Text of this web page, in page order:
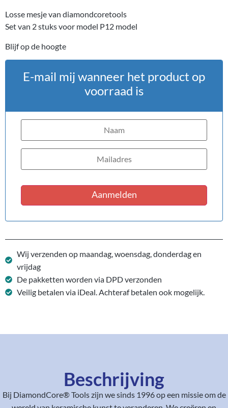
Losse mesje van diamondcoretools
Set van 2 stuks voor model P12 model
Blijf op de hoogte
E-mail mij wanneer het product op
voorraad is
Aanmelden
Wij verzenden op maandag, woensdag, donderdag en
vrijdag
De pakketten worden via DPD verzonden
Veilig betalen via iDeal. Achteraf betalen ook mogelijk.
Beschrijving
Bij DiamondCore® Tools zijn we sinds 1996 op een missie om de